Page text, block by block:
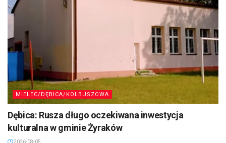
MIELEC/DĘBICA/KOLBUSZOWA
Dębica: Rusza długo oczekiwana inwestycja
kulturalna w gminie Żyraków
2026-08-05